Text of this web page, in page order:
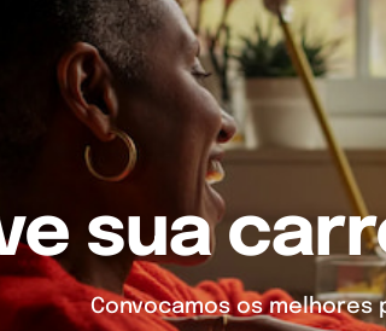
sua
Convocamos os